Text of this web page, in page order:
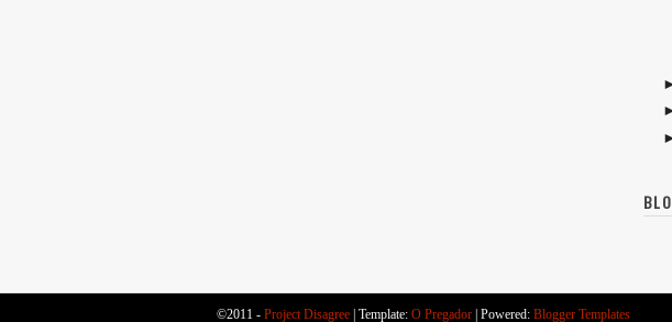
©2011 - Project Disagree | Template: O Pregador | Powered: Blogger Templates